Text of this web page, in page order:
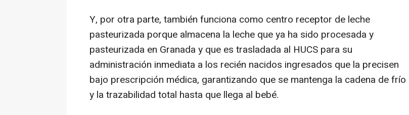
Y, por otra parte, también funciona como centro receptor de leche
pasteurizada porque almacena la leche que ya ha sido procesada y
pasteurizada en Granada y que es trasladada al HUCS para su
administración inmediata a los recién nacidos ingresados que la precisen
bajo prescripción médica, garantizando que se mantenga la cadena de frío
y la trazabilidad total hasta que llega al bebé.